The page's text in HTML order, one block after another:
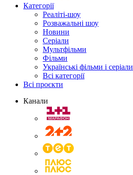
Категорії
Реаліті-шоу
Розважальні шоу
Новини
Серіали
Мультфільми
Фільми
Українські фільми і серіали
Всі категорії
Всі проєкти
Канали